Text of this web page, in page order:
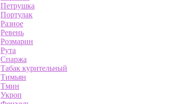
Петрушка
Портулак
Разное
Ревень
Розмарин
Рута
Спаржа
Табак курительный
Тимьян
Тмин
Укроп